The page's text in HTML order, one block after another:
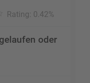
Rating: 0.42%
oder